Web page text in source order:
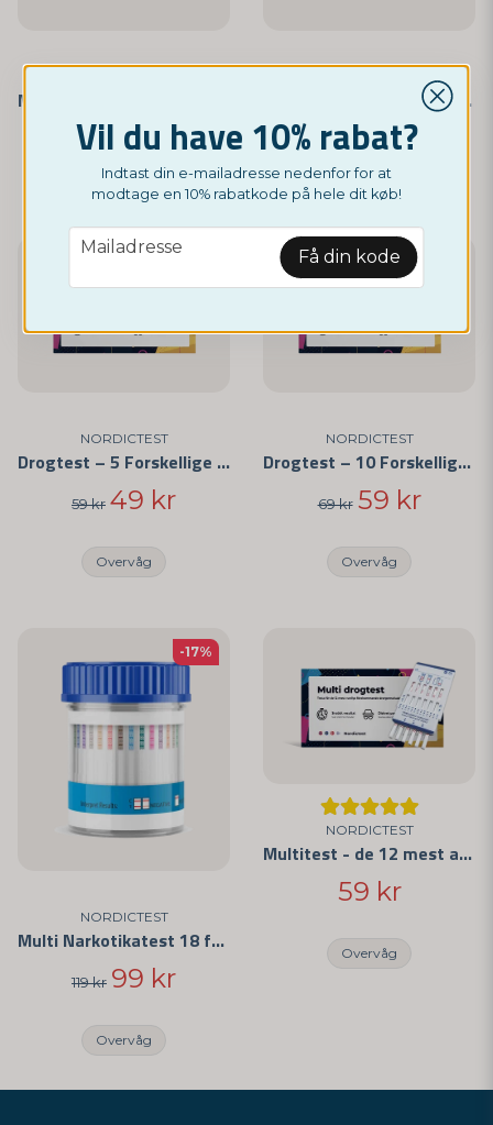
249 kr
Multitest - 12 mest almindelige lægemidler 3-pak
129 kr
NORDICTEST
Drogtest – 5 Forskellige Stoffer
59 kr 49 kr
Overvåg
NORDICTEST
Drogtest – 10 Forskellige Stoffer
69 kr 59 kr
Overvåg
NORDICTEST
Multi Narkotikatest 18 forskellige stoffer
119 kr 99 kr
Overvåg
-17%
NORDICTEST
Multitest - de 12 mest almindelige stoffer
59 kr
Overvåg
Vil du have 10% rabat?
Indtast din e-mailadresse nedenfor for at
modtage en 10% rabatkode på hele dit køb!
email
Mailadresse Få din kode